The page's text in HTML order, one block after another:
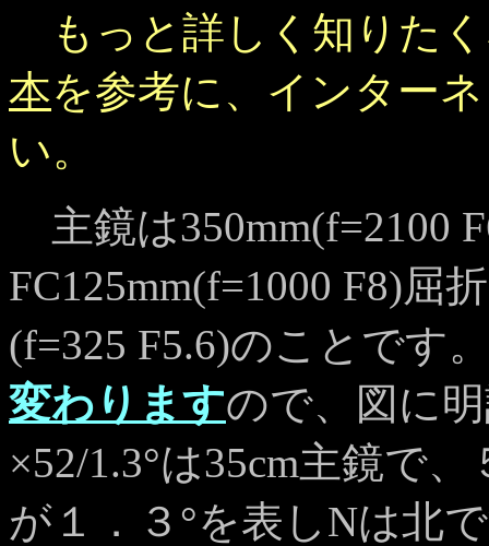
もっと詳しく知りた
本を参考に、インター
い。
主鏡は350mm(f=2100
FC125mm(f=1000 F8)屈
(f=325 F5.6)のことです
変わりますので、図に
×52/1.3°は35cm主鏡で
が１．３°を表しNは北